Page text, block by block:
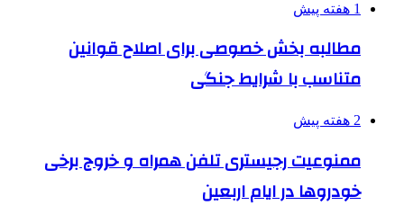
1 هفته پیش
مطالبه بخش خصوصی برای اصلاح قوانین
متناسب با شرایط جنگی
2 هفته پیش
ممنوعیت رجیستری تلفن همراه و خروج برخی
خودروها در ایام اربعین